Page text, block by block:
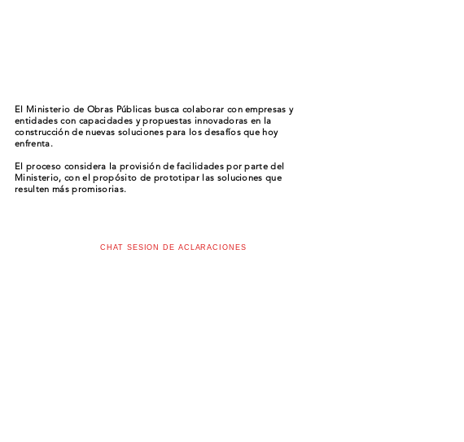
El Ministerio de Obras Públicas busca colaborar con empresas y
entidades con capacidades y propuestas innovadoras en la
construcción de nuevas soluciones para los desafíos que hoy
enfrenta.
El proceso considera la provisión de facilidades por parte del
Ministerio, con el propósito de prototipar las soluciones que
resulten más promisorias.
CHAT SESIÓN DE ACLARACIONES